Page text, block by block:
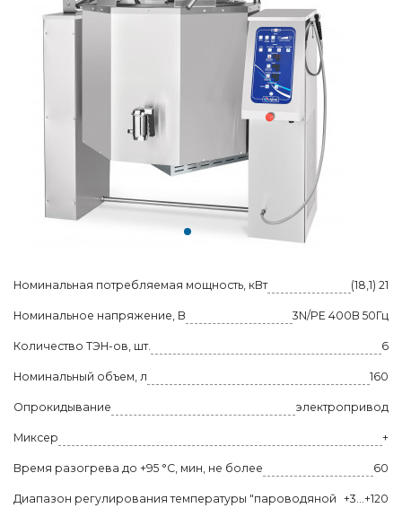
Номинальная потребляемая мощность, кВт (18,1) 21
Номинальное напряжение, В 3N/PE 400В 50Гц
Количество ТЭН-ов, шт. 6
Номинальный объем, л 160
Опрокидывание электропривод
Миксер +
Время разогрева до +95 °C, мин, не более 60
Диапазон регулирования температуры "пароводяной +3...+120